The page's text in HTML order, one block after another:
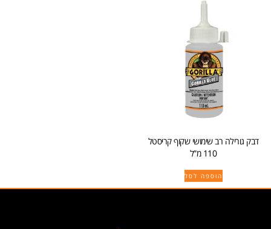
דבק גורילה רב שימושי שקוף קריסטל
110 מ”ל
הוספה לסל